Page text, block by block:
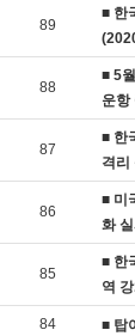
89
■ 한
88
■ 5
운항
87
■ 한
격리
86
■ 미
화
85
■ 한
역
84 ■ 탑